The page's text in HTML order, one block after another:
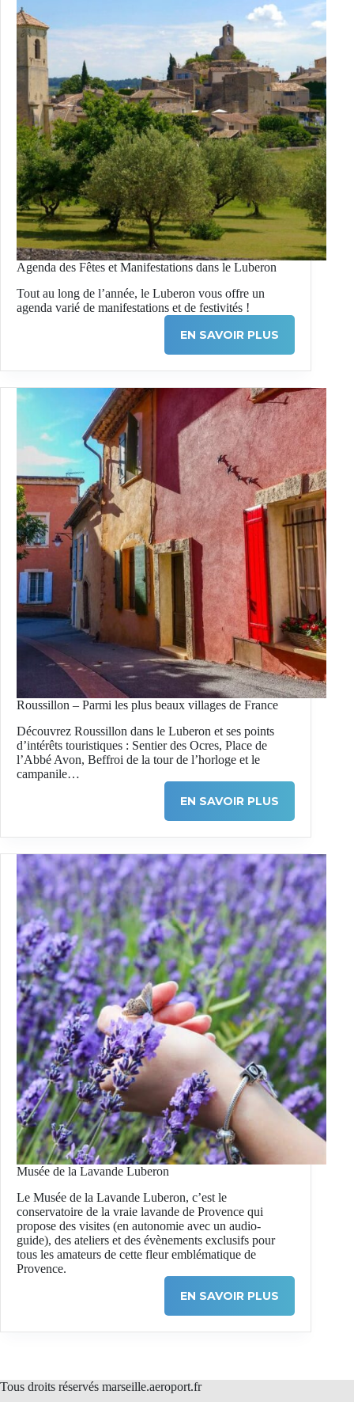
Agenda des Fêtes et Manifestations dans le Luberon
Tout au long de l’année, le Luberon vous offre un
agenda varié de manifestations et de festivités !
EN SAVOIR PLUS
Roussillon – Parmi les plus beaux villages de France
Découvrez Roussillon dans le Luberon et ses points
d’intérêts touristiques : Sentier des Ocres, Place de
l’Abbé Avon, Beffroi de la tour de l’horloge et le
campanile…
EN SAVOIR PLUS
Musée de la Lavande Luberon
Le Musée de la Lavande Luberon, c’est le
conservatoire de la vraie lavande de Provence qui
propose des visites (en autonomie avec un audio-
guide), des ateliers et des évènements exclusifs pour
tous les amateurs de cette fleur emblématique de
Provence.
EN SAVOIR PLUS
Tous droits réservés marseille.aeroport.fr